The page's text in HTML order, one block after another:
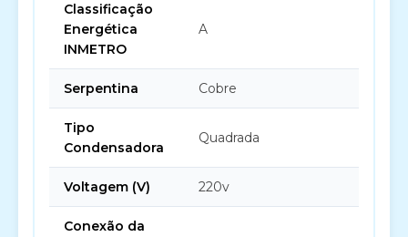
Classificação
Energética
INMETRO
A
Serpentina Cobre
Tipo
Condensadora
Quadrada
Voltagem (V) 220v
Conexão da